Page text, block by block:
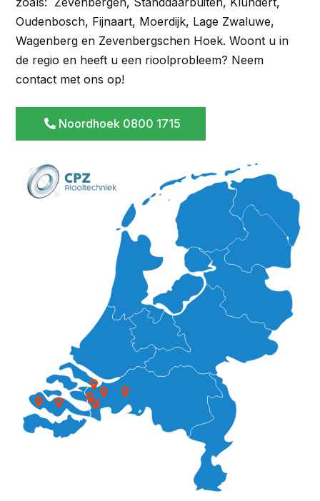
Oudenbosch, Fijnaart, Moerdijk, Lage Zwaluwe,
Wagenberg en Zevenbergschen Hoek. Woont u in
de regio en heeft u een rioolprobleem? Neem
contact met ons op!
Noordhoek 0800 1715